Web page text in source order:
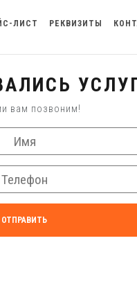
ЛИСТ РЕКВИЗИТЫ
вам позвоним!
ОТПРАВИТЬ